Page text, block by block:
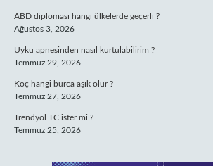
ABD diploması hangi ülkelerde geçerli ?
Ağustos 3, 2026
Uyku apnesinden nasıl kurtulabilirim ?
Temmuz 29, 2026
Koç hangi burca aşık olur ?
Temmuz 27, 2026
Trendyol TC ister mi ?
Temmuz 25, 2026